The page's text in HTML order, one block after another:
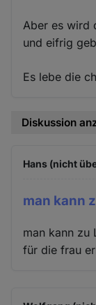
Aber es wird
und eifrig
Es lebe die
Diskussion
Hans (nicht
man kann
man kann zu
für die frau